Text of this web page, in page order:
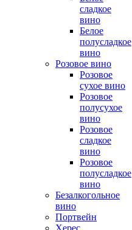
сладкое
вино
Белое
полусладкое
вино
Розовое вино
Розовое
сухое вино
Розовое
полусухое
вино
Розовое
сладкое
вино
Розовое
полусладкое
вино
Безалкогольное
вино
Портвейн
Херес